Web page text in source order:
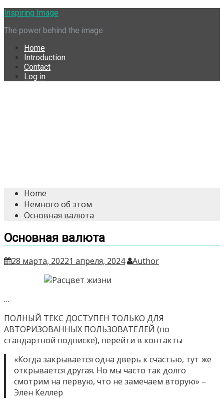
Skip
content
Inspiring Image
The power behind the image
Home
Introduction
Contact
Log in
Home
Немного об этом
Основная валюта
Основная валюта
28 марта, 20221 апреля, 2024 Author
…
ПОЛНЫЙ ТЕКС ДОСТУПЕН ТОЛЬКО ДЛЯ
АВТОРИЗОВАННЫХ ПОЛЬЗОВАТЕЛЕЙ (по
стандартной подписке), перейти в контакты
«Когда закрывается одна дверь к счастью, тут же
открывается другая. Но мы часто так долго
смотрим на первую, что не замечаем вторую» –
Элен Келлер